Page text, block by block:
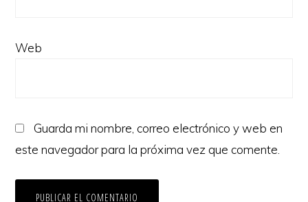
Web
Guarda mi nombre, correo electrónico y web en
este navegador para la próxima vez que comente.